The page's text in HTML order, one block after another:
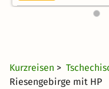
Kurzreisen >
Riesengebirge mit HP